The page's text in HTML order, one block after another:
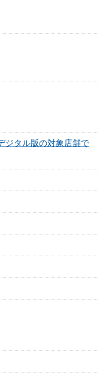
ジタル版の対象店舗で